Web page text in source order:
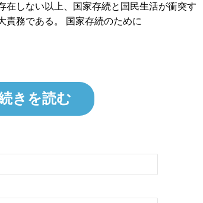
しない以上、国家存続と国民生活が衝突す
責務である。 国家存続のために
きを読む